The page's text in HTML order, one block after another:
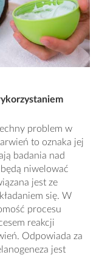
problem w
to oznaka jej
badania nad
niwelować
jest ze
się. W
procesu
reakcji
Odpowiada za
jest